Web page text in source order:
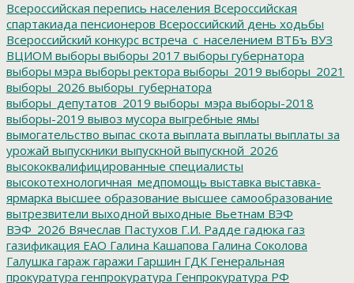
Всероссийская перепись населения Всероссийская
спартакиада пенсионеров Всероссийский день ходьбы
Всероссийский конкурс встреча_с_населением ВТБъ ВУЗ
ВЦИОМ выборы выборы 2017 выборы губернатора
выборы мэра выборы ректора выборы_2019 выборы_2021
выборы_2026 выборы_губернатора
выборы_депутатов_2019 выборы_мэра выборы-2018
выборы-2019 вывоз мусора выгребные ямы
вымогательство выпас скота выплата выплаты выплаты за
урожай выпускники выпускной выпускной_2026
высококвалифицированные специалисты
высокотехнологичная_медпомощь выставка выставка-
ярмарка высшее образование высшее самообразование
вытрезвители выходной выходные Вьетнам ВЭФ
ВЭФ_2026 Вячеслав Пастухов Г.И. Радде гадюка газ
газификация ЕАО Галина Кашапова Галина Соколова
Галушка гараж гаражи Гаршин ГДК Генеральная
прокуратура генпрокуратура Генпрокуратура РФ